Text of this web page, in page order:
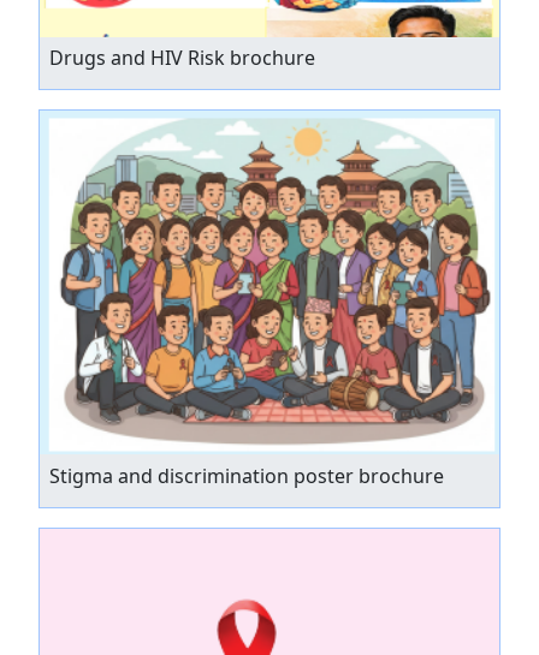
Drugs and HIV Risk brochure
Stigma and discrimination poster brochure